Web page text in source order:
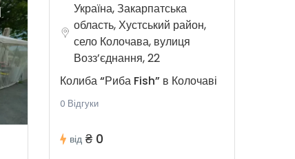
Україна, Закарпатська
область, Хустський район,
село Колочава, вулиця
Возз’єднання, 22
Колиба “Риба Fish” в Колочаві
0 Відгуки
від ₴ 0